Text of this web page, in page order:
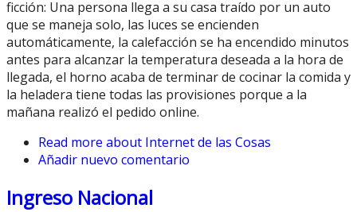
ficción: Una persona llega a su casa traído por un auto
que se maneja solo, las luces se encienden
automáticamente, la calefacción se ha encendido minutos
antes para alcanzar la temperatura deseada a la hora de
llegada, el horno acaba de terminar de cocinar la comida y
la heladera tiene todas las provisiones porque a la
mañana realizó el pedido online.
Read more about Internet de las Cosas
Añadir nuevo comentario
Ingreso Nacional